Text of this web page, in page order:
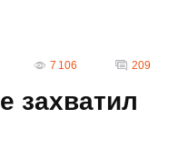
7 106 209
захватил